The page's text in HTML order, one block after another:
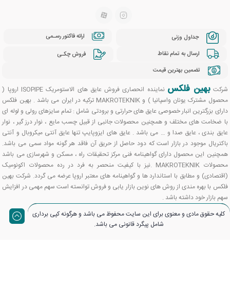
جداول وزنی
ارائه فاکتور رسـمی
ارسال به تمام نقاط
فروش چکـی
تضمین بهترین قیمت
شرکتبهین فلکس
نماینده انحصاری فروش عایق های الاستومریک ISOPIPE اروپا (
محصول مشترک یونان واسپانیا ) و MAKROTEKNIK ترکیه در ایران می باشد . بهین فلکس
دارای بزرگترین انبار خصوصی عایق های حرارتی و برودتی شامل : تمام سایزهای رولی و لوله ای
با ضخامت های مختلف و همچنین محصولات جانبی از قبیل چسب مایع ، نوار درز گیر ، نوار
عایق بندی ، عایق صدا و … می باشد . عایق های ایزوپایپ تنها عایق آنتی میکروبال و آنتی
باکتریال موجود در بازار است که دود حاصل از حریق آن فاقد هر گونه مواد سمی می باشد.
همچنین این محصول دارای گواهینامه فنی مرکز تحقیقات راه ، مسکن و شهرسازی می باشد
محصولات MAKROTEKNIK .نیز با کیفیت منحصر به فرد در رده محصولات اکونومیک
(اقتصادی) و مطابق با استاندارد ها و گواهینامه های معتبر اروپا عرضه می گردد. شرکت بهین
فلکس با بهره مندی از روش های نوین بازار یابی و فروش توانسته است سهم مهمی در افزایش
سهم بازار خود داشته باشد .
کلیه حقوق مادی و معنوی برای این سایت محفوظ می باشد و هرگونه کپی برداری
شامل پیگرد قانونی می باشد.